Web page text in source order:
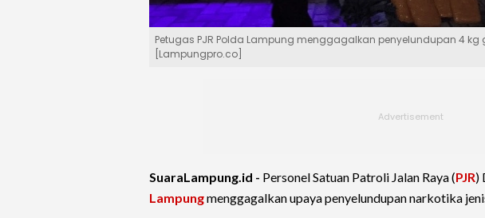
Petugas PJR Polda Lampung menggagalkan penyelundupan 4 kg
[Lampungpro.co]
SuaraLampung.id - Personel Satuan Patroli Jalan Raya (PJR)
Lampungmenggagalkan upaya penyelundupan narkotika